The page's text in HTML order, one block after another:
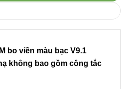
bo viền màu bạc V9.1
không bao gồm công tắc